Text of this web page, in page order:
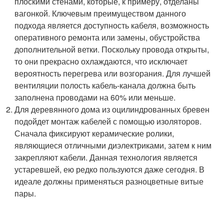
вагонкой. Ключевым преимуществом данного
подхода является доступность кабеля, возможность
оперативного ремонта или замены, обустройства
дополнительной ветки. Поскольку провода открыты,
то они прекрасно охлаждаются, что исключает
вероятность перегрева или возгорания. Для лучшей
вентиляции полость кабель-канала должна быть
заполнена проводами на 60% или меньше.
Для деревянного дома из оцилиндрованных бревен
подойдет монтаж кабелей с помощью изоляторов.
Сначала фиксируют керамические ролики,
являющиеся отличными диэлектриками, затем к ним
закрепляют кабели. Данная технология является
устаревшей, ею редко пользуются даже сегодня. В
идеале должны применяться разноцветные витые
пары.